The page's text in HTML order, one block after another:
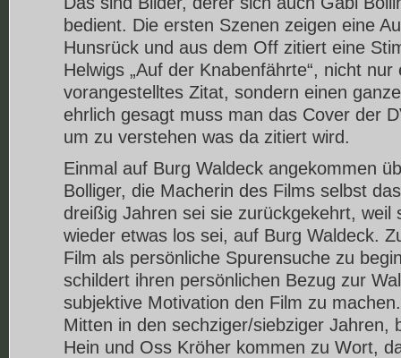
bedient. Die ersten Szenen zeigen eine
Hunsrück und aus dem Off zitiert eine
Helwigs „Auf der Knabenfährte“, nicht
vorangestelltes Zitat, sondern einen
ehrlich gesagt muss man das Cover der
um zu verstehen was da zitiert wird.
Einmal auf Burg Waldeck angekommen
Bolliger, die Macherin des Films selbst
dreißig Jahren sei sie zurückgekehrt, weil
wieder etwas los sei, auf Burg Waldeck.
Film als persönliche Spurensuche zu
schildert ihren persönlichen Bezug zur
subjektive Motivation den Film zu
Mitten in den sechziger/siebziger Jahren,
Hein und Oss Kröher kommen zu Wort,